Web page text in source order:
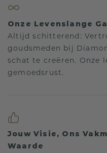
Onze Levenslange
Altijd schitterend:
goudsmeden bij
schat te creëren. Onze
gemoedsrust.
Jouw Visie, Ons
Waarde